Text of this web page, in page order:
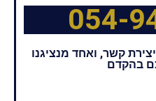
054-
קשר, ואחד מנציגנו
בהקדם